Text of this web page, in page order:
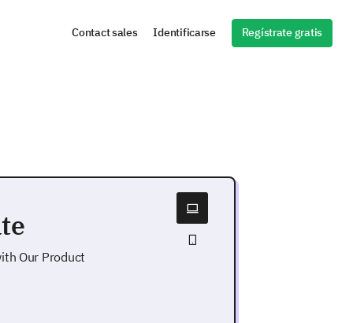
Contact sales Identificarse Regístrate gratis
Our Product